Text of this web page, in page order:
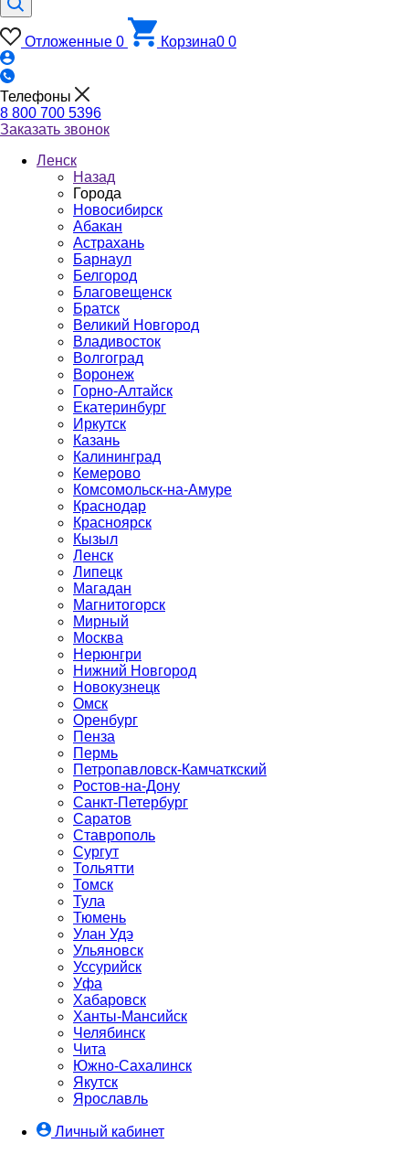
Отложенные 0 Корзина0 0
Телефоны
8 800 700 5396
Заказать звонок
Ленск
Назад
Города
Новосибирск
Абакан
Астрахань
Барнаул
Белгород
Благовещенск
Братск
Великий Новгород
Владивосток
Волгоград
Воронеж
Горно-Алтайск
Екатеринбург
Иркутск
Казань
Калининград
Кемерово
Комсомольск-на-Амуре
Краснодар
Красноярск
Кызыл
Ленск
Липецк
Магадан
Магнитогорск
Мирный
Москва
Нерюнгри
Нижний Новгород
Новокузнецк
Омск
Оренбург
Пенза
Пермь
Петропавловск-Камчаткский
Ростов-на-Дону
Санкт-Петербург
Саратов
Ставрополь
Сургут
Тольятти
Томск
Тула
Тюмень
Улан Удэ
Ульяновск
Уссурийск
Уфа
Хабаровск
Ханты-Мансийск
Челябинск
Чита
Южно-Cахалинск
Якутск
Ярославль
Личный кабинет